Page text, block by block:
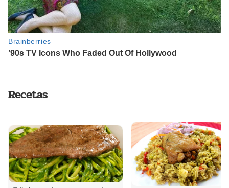
Recetas